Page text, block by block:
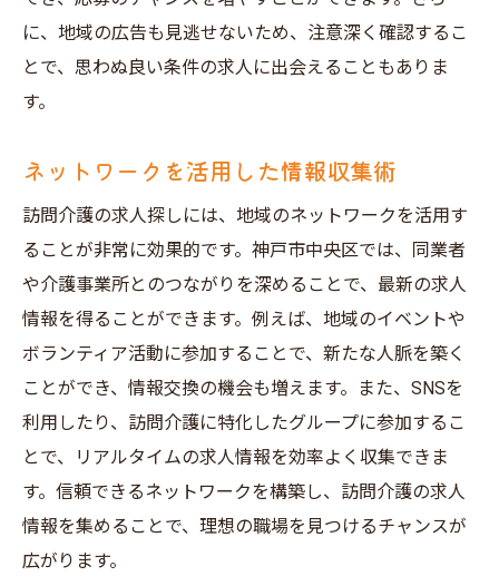
に、地域の広告も見逃せないため、注意深く確認するこ
とで、思わぬ良い条件の求人に出会えることもありま
す。
ネットワークを活用した情報収集術
訪問介護の求人探しには、地域のネットワークを活用す
ることが非常に効果的です。神戸市中央区では、同業者
や介護事業所とのつながりを深めることで、最新の求人
情報を得ることができます。例えば、地域のイベントや
ボランティア活動に参加することで、新たな人脈を築く
ことができ、情報交換の機会も増えます。また、SNSを
利用したり、訪問介護に特化したグループに参加するこ
とで、リアルタイムの求人情報を効率よく収集できま
す。信頼できるネットワークを構築し、訪問介護の求人
情報を集めることで、理想の職場を見つけるチャンスが
広がります。